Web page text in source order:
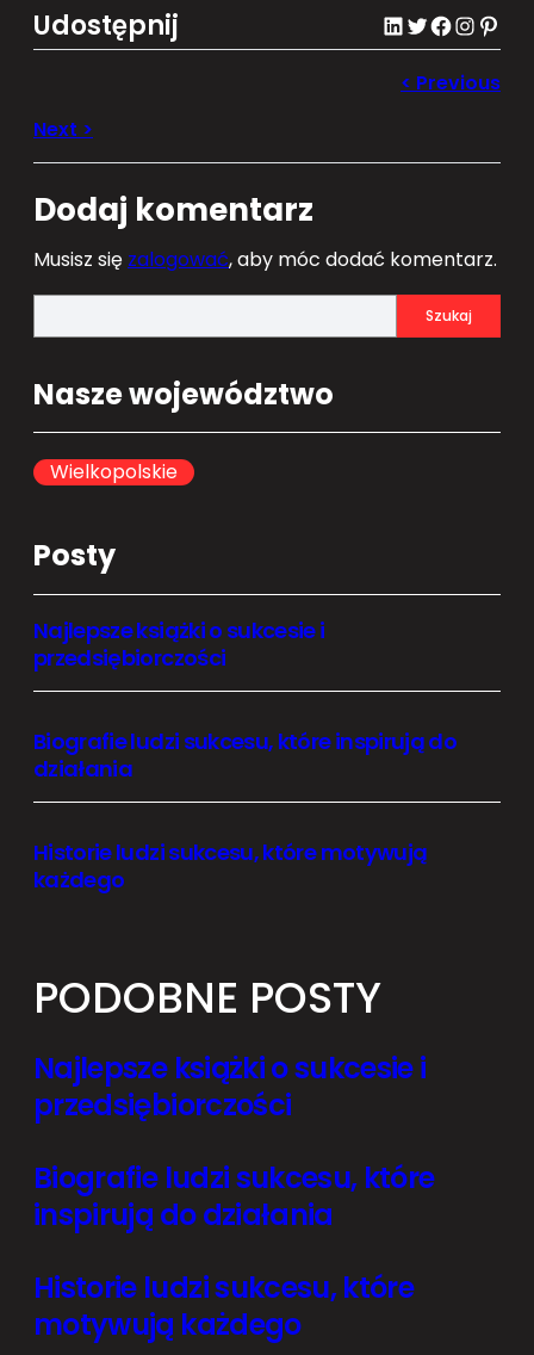
Udostępnij LinkedIn Twitter Facebook Instagram Pinterest
Dodaj komentarz
Musisz się zalogować, aby móc dodać komentarz.
e
r
c
h
Szukaj
Nasze województwo
Wielkopolskie
Posty
Najlepsze książki o sukcesie i
przedsiębiorczości
Biografie ludzi sukcesu, które inspirują do
działania
Historie ludzi sukcesu, które motywują
każdego
PODOBNE POSTY
Najlepsze książki o sukcesie i
przedsiębiorczości
Biografie ludzi sukcesu, które
inspirują do działania
Historie ludzi sukcesu, które
motywują każdego